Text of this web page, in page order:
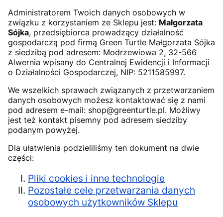
Administratorem Twoich danych osobowych w
związku z korzystaniem ze Sklepu jest: Małgorzata
Sójka, przedsiębiorca prowadzący działalność
gospodarczą pod firmą Green Turtle Małgorzata Sójka
z siedzibą pod adresem: Modrzewiowa 2, 32-566
Alwernia wpisany do Centralnej Ewidencji i Informacji
o Działalności Gospodarczej, NIP: 5211585997.
We wszelkich sprawach związanych z przetwarzaniem
danych osobowych możesz kontaktować się z nami
pod adresem e-mail: shop@greenturtle.pl. Możliwy
jest też kontakt pisemny pod adresem siedziby
podanym powyżej.
Dla ułatwienia podzieliliśmy ten dokument na dwie
części:
Pliki cookies i inne technologie
Pozostałe cele przetwarzania danych
osobowych użytkowników Sklepu